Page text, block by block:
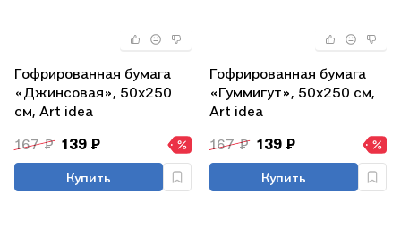
Гофрированная бумага
«Джинсовая», 50х250
см, Art idea
167 ₽ 139 ₽
Купить
Гофрированная бумага
«Гуммигут», 50х250 см,
Art idea
167 ₽ 139 ₽
Купить